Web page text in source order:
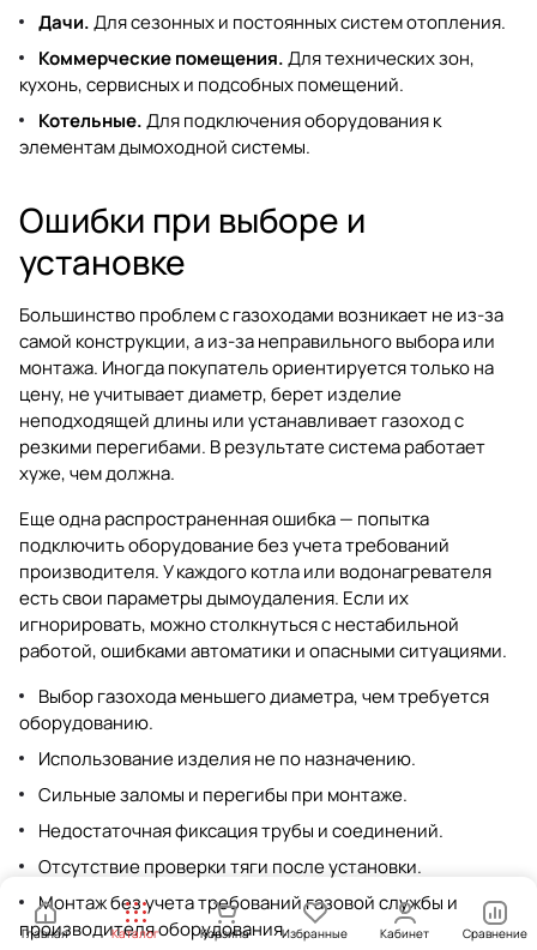
Дачи.Для сезонных и постоянных систем отопления.
Коммерческие помещения.Для технических зон,
кухонь, сервисных и подсобных помещений.
Котельные.Для подключения оборудования к
элементам дымоходной системы.
Ошибки при выборе и
установке
Большинство проблем с газоходами возникает не из-за
самой конструкции, а из-за неправильного выбора или
монтажа. Иногда покупатель ориентируется только на
цену, не учитывает диаметр, берет изделие
неподходящей длины или устанавливает газоход с
резкими перегибами. В результате система работает
хуже, чем должна.
Еще одна распространенная ошибка — попытка
подключить оборудование без учета требований
производителя. У каждого котла или водонагревателя
есть свои параметры дымоудаления. Если их
игнорировать, можно столкнуться с нестабильной
работой, ошибками автоматики и опасными ситуациями.
Выбор газохода меньшего диаметра, чем требуется
оборудованию.
Использование изделия не по назначению.
Сильные заломы и перегибы при монтаже.
Недостаточная фиксация трубы и соединений.
Отсутствие проверки тяги после установки.
Монтаж без учета требований газовой службы и
производителя оборудования.
Главная Каталог Корзина Избранные Кабинет Сравнение